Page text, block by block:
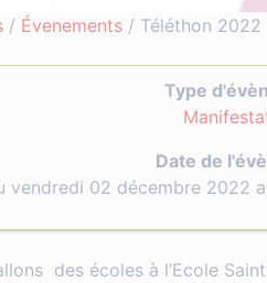
/ Évenements / Téléthon 2022
Type
Date de
vendredi 02 décembre 2022
des écoles à l’Ecole Saint